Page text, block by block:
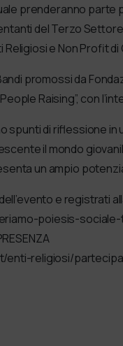
prenderanno
del Terzo
e Non Profit di
promossi da
Raising”, con
spunti di riflessione in
il mondo
un ampio
e registrati
poiesis-
religiosi/partecipa